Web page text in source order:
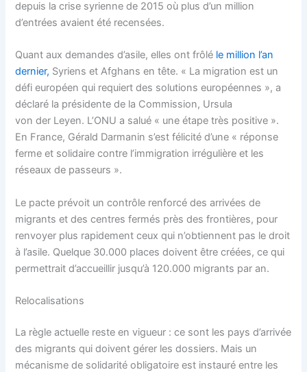
depuis la crise syrienne de 2015 où plus d’un million
d’entrées avaient été recensées.
Quant aux demandes d’asile, elles ont frôlé le million l’an
dernier, Syriens et Afghans en tête. « La migration est un
défi européen qui requiert des solutions européennes », a
déclaré la présidente de la Commission, Ursula
von der Leyen. L’ONU a salué « une étape très positive ».
En France, Gérald Darmanin s’est félicité d’une « réponse
ferme et solidaire contre l’immigration irrégulière et les
réseaux de passeurs ».
Le pacte prévoit un contrôle renforcé des arrivées de
migrants et des centres fermés près des frontières, pour
renvoyer plus rapidement ceux qui n’obtiennent pas le droit
à l’asile. Quelque 30.000 places doivent être créées, ce qui
permettrait d’accueillir jusqu’à 120.000 migrants par an.
Relocalisations
La règle actuelle reste en vigueur : ce sont les pays d’arrivée
des migrants qui doivent gérer les dossiers. Mais un
mécanisme de solidarité obligatoire est instauré entre les